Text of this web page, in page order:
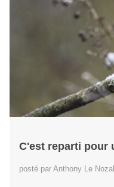
C'est reparti pour
posté par Anthony Le